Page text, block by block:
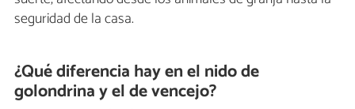
seguridad de la casa.
¿Qué diferencia hay en el nido de
golondrina y el de vencejo?